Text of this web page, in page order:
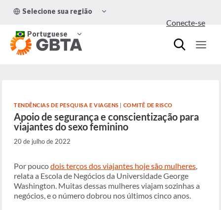
para
Conteúdo
Selecione sua região
MENU
Portuguese
MENU
FILHO
Conecte-se
TENDÊNCIAS DE PESQUISA E VIAGENS | COMITÊ DE RISCO
Apoio de segurança e conscientização para
viajantes do sexo feminino
20 de julho de 2022
Por poucodois terços dos viajantes hoje são mulheres,
relata a Escola de Negócios da Universidade George
Washington. Muitas dessas mulheres viajam sozinhas a
negócios, e o número dobrou nos últimos cinco anos.